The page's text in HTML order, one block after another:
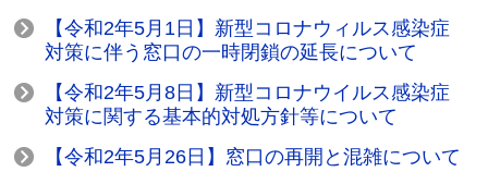
【令和2年5月1日】新型コロナウィルス感染症
対策に伴う窓口の一時閉鎖の延長について
【令和2年5月8日】新型コロナウイルス感染症
対策に関する基本的対処方針等について
【令和2年5月26日】窓口の再開と混雑について